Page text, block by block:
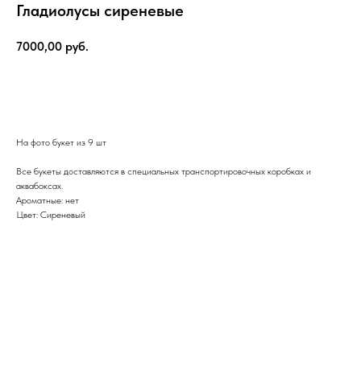
Гладиолусы сиреневые
7000,00 руб.
На фото букет из 9 шт
Все букеты доставляются в специальных транспортировочных коробках и
аквабоксах.
Ароматные: нет
Цвет: Сиреневый